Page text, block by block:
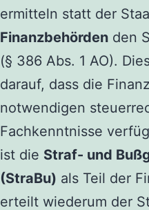
ermitteln statt der
Finanzbehörden den
(§ 386 Abs. 1 AO).
darauf, dass die
notwendigen
Fachkenntnisse
ist die Straf- und
(StraBu) als Teil der
erteilt wiederum der